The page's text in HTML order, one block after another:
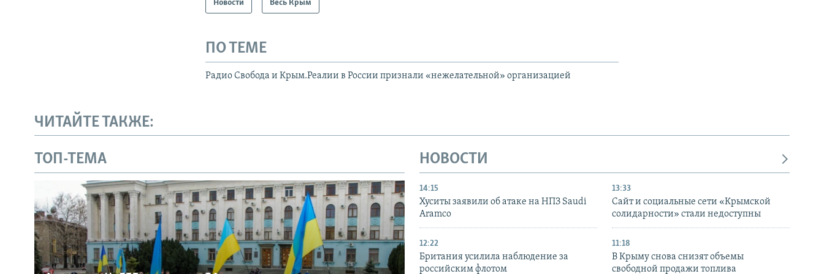
Новости Весь Крым
ПО ТЕМЕ
Радио Свобода и Крым.Реалии в России признали «нежелательной» организацией
ЧИТАЙТЕ ТАКЖЕ:
ТОП-ТЕМА НОВОСТИ
14:15
Хуситы заявили об атаке на НПЗ Saudi
Aramco
13:33
Сайт и социальные сети «Крымской
солидарности» стали недоступны
12:22
Британия усилила наблюдение за
российским флотом
11:18
В Крыму снова снизят объемы
свободной продажи топлива